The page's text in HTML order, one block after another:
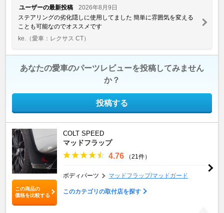
ユーザーの最新投稿
2026年8月9日
ステアリングの劣化隠しに使用してました 簡単に雰囲気を変える
ことも可能なのでオススメです
ke.
（愛車：レクサス CT）
あなたの愛車のパーツレビューを投稿してみません
か？
投稿する
この商品の
価格を比較する
COLT SPEED
マッドフラップ
4.76 （21件）
ボディパーツ マッドフラップ/マッドガード
このカテゴリの取付店を探す